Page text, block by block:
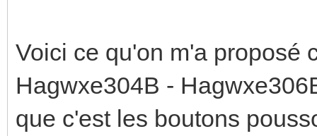
Voici ce qu'on m'a proposé
Hagwxe304B -
que c'est les boutons